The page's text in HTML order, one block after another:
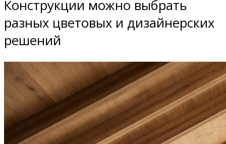
Конструкции можно выбрать
разных цветовых и дизайнерских
решений